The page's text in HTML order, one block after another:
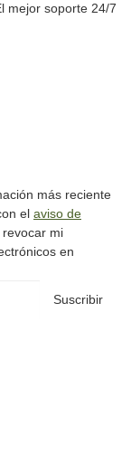
mejor soporte 24/7
más reciente
el aviso de
mi
en
Suscribir